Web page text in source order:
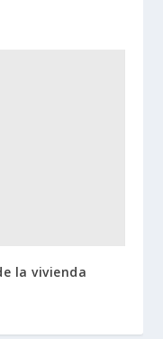
la vivienda